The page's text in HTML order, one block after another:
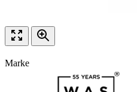
Marke